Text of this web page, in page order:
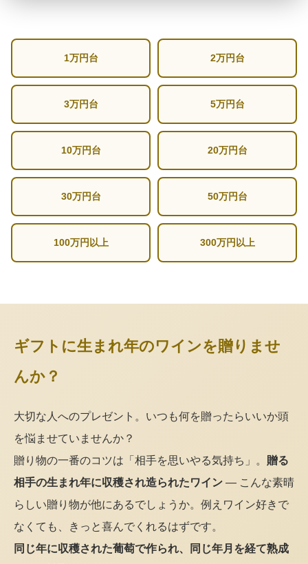
1万円台 2万円台
3万円台 5万円台
10万円台 20万円台
30万円台 50万円台
100万円以上 300万円以上
ギフトに生まれ年のワインを贈りませ
んか？
大切な人へのプレゼント。いつも何を贈ったらいいか頭
を悩ませていませんか？
贈り物の一番のコツは「相手を思いやる気持ち」。 贈る
相手の生まれ年に収穫され造られたワイン — こんな素晴
らしい贈り物が他にあるでしょうか。例えワイン好きで
なくても、きっと喜んでくれるはずです。
同じ年に収穫された葡萄で作られ、同じ年月を経て熟成